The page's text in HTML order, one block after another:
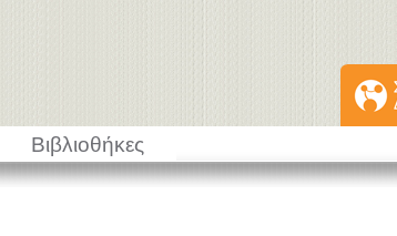
Βιβλιοθήκες